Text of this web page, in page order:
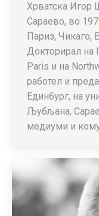
Хрватска Игор
Сараево, во
Париз, Чикаго,
Докторирал на
Paris и на
работел и
Единбург, на
Љубљана,
медиуми и